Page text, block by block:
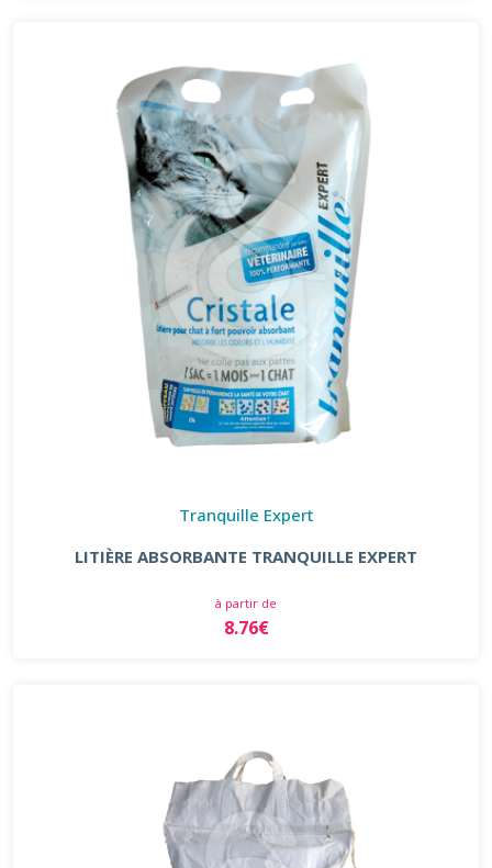
Tranquille Expert
LITIÈRE ABSORBANTE TRANQUILLE EXPERT
à partir de
8.76€